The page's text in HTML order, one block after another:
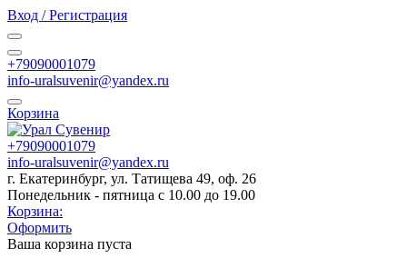
Вход / Регистрация
+79090001079
info-uralsuvenir@yandex.ru
Корзина
+79090001079
info-uralsuvenir@yandex.ru
г. Екатеринбург, ул. Татищева 49, оф. 26
Понедельник - пятница с 10.00 до 19.00
Корзина:
Оформить
Ваша корзина пуста